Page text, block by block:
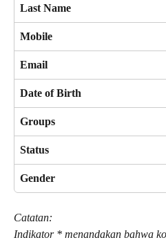
Last Name
Mobile
Email
Date of Birth
Groups
Status
Gender
Catatan:
Indikator * menandakan bahwa